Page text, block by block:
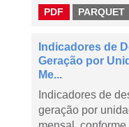
PDF PARQUET
Indicadores de
Geração por
Me...
Indicadores de
geração por